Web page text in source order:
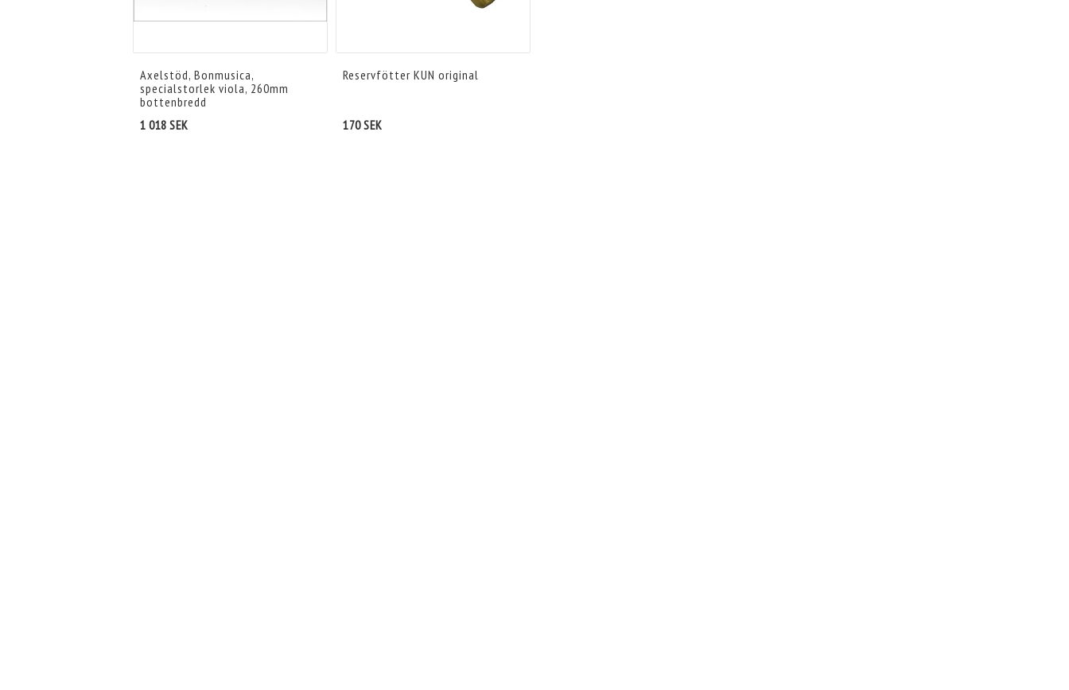
Axelstöd, Bonmusica,
specialstorlek viola, 260mm
bottenbredd
1 018 SEK
Reservfötter KUN original
170 SEK